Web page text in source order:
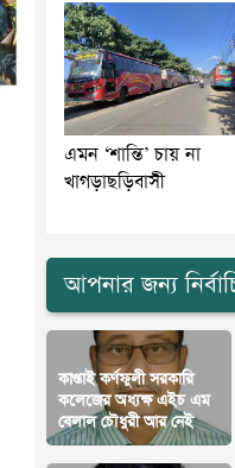
এমন ‘শান্তি’ চায় না
খাগড়াছড়িবাসী
আপনার জন্য
কাপ্তাই কর্ণফুলী সরকারি
কলেজের অধ্যক্ষ এইচ এম
বেলাল চৌধুরী আর নেই